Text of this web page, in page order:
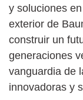
y soluciones
exterior de
construir un
generaciones
vanguardia de
innovadoras y